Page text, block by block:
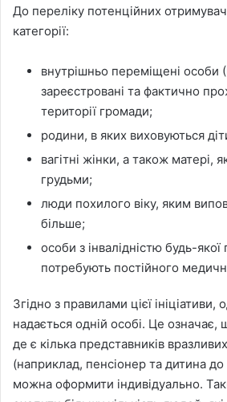
До переліку потенційних
категорії:
внутрішньо переміщені особи
зареєстровані та фактично
території громади;
родини, в яких виховуються
вагітні жінки, а також матері,
грудьми;
люди похилого віку, яким
більше;
особи з інвалідністю будь-якої
потребують постійного
Згідно з правилами цієї ініціативи,
надається одній особі. Це означає,
де є кілька представників
(наприклад, пенсіонер та дитина
можна оформити індивідуально.